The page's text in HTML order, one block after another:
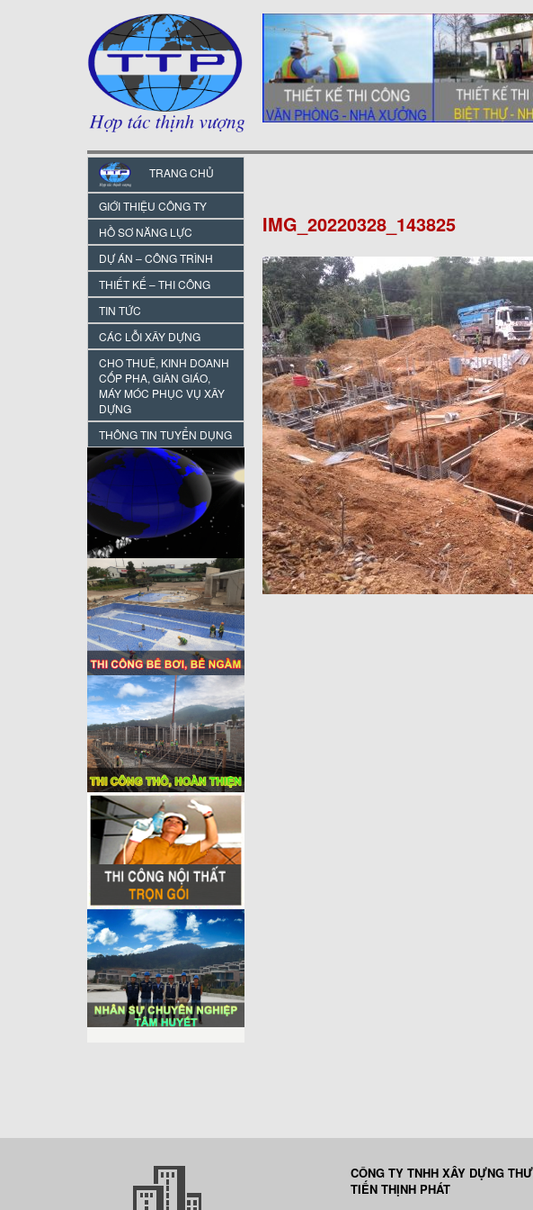
TRANG CHỦ
GIỚI THIỆU CÔNG TY
HỒ SƠ NĂNG LỰC
DỰ ÁN – CÔNG TRÌNH
THIẾT KẾ – THI CÔNG
TIN TỨC
CÁC LỖI XÂY DỰNG
CHO THUÊ, KINH DOANH
CỐP PHA, GIÀN GIÁO,
MÁY MÓC PHỤC VỤ XÂY
DỰNG
THÔNG TIN TUYỂN DỤNG
IMG_20220328_143825
CÔNG TY TNHH XÂY DỰNG
TIẾN THỊNH PHÁT